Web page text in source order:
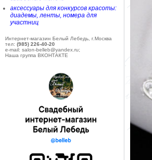
аксессуары для конкурсов красоты:
диадемы, ленты, номера для
участниц
Интернет-магазин Белый Лебедь, г.Москва
тел: (985) 226-40-20
e-mail: salon-belleb@yandex.ru;
Наша группа ВКОНТАКТЕ